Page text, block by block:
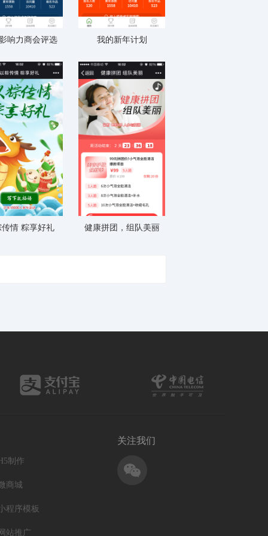
响力商会评选 我的新年计划
情 粽享好礼 健康拼团，组队美丽
制作
商城
程序模板
站推广
关注我们